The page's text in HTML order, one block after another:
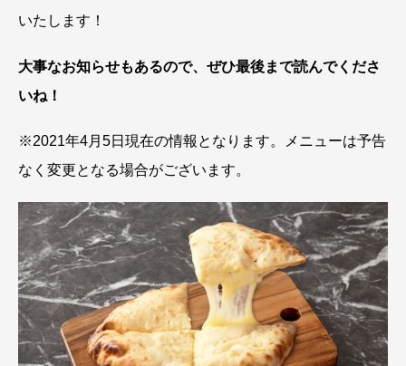
いたします！
大事なお知らせもあるので、ぜひ最後まで読んでくださ
いね！
※2021年4月5日現在の情報となります。メニューは予告
なく変更となる場合がございます。